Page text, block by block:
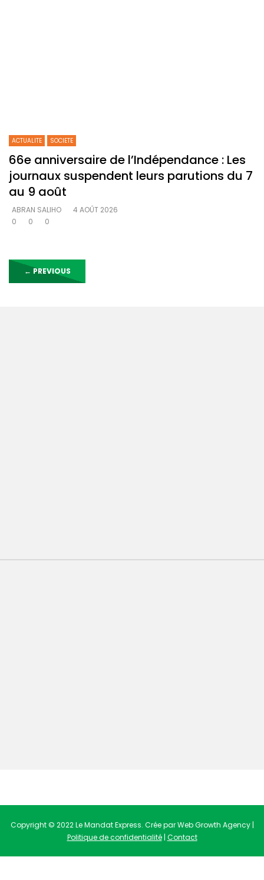
ACTUALITE SOCIETE
66e anniversaire de l’Indépendance : Les
journaux suspendent leurs parutions du 7
au 9 août
ABRAN SALIHO
4 AOÛT 2026
0
0 0
← PREVIOUS
Copyright © 2022 Le Mandat Express. Crée par Web Growth Agency |
Politique de confidentialité| Contact